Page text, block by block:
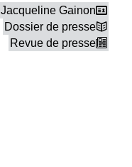
Jacqueline Gainon
Dossier de presse
Revue de presse